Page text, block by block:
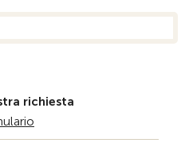
richiesta